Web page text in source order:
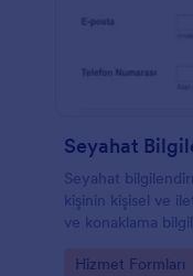
Seyahat
Seyahat
kişinin kişisel ve
ve konaklama
Go to Category:
Hizmet Formları